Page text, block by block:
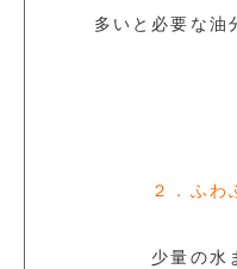
多いと必要な油
２．ふわ
少量の水